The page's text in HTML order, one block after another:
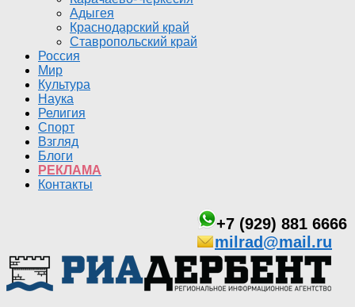
Адыгея
Краснодарский край
Ставропольский край
Россия
Мир
Культура
Наука
Религия
Спорт
Взгляд
Блоги
РЕКЛАМА
Контакты
+7 (929) 881 6666
milrad@mail.ru